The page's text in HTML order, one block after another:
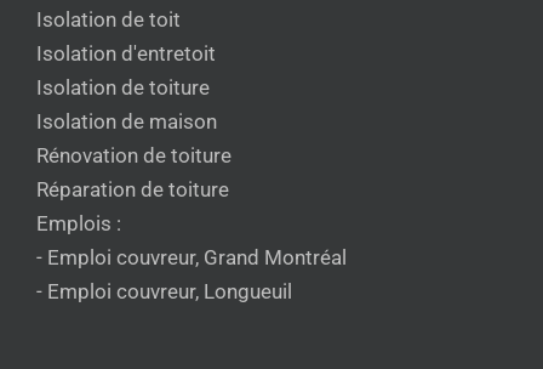
Isolation de toit
Isolation d'entretoit
Isolation de toiture
Isolation de maison
Rénovation de toiture
Réparation de toiture
Emplois :
- Emploi couvreur, Grand Montréal
- Emploi couvreur, Longueuil